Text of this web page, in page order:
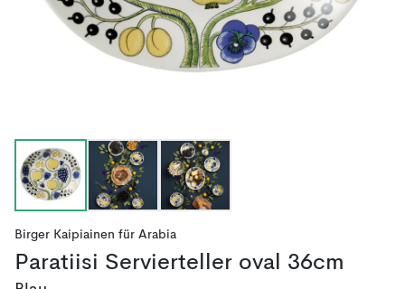
Birger Kaipiainen für Arabia
Paratiisi Servierteller oval 36cm